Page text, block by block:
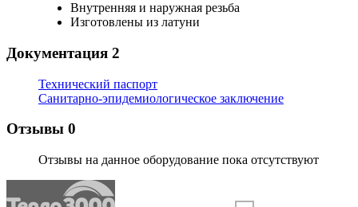
Внутренняя и наружная резьба
Изготовлены из латуни
Документация 2
Технический паспорт
Санитарно-эпидемиологическое заключение
Отзывы 0
Отзывы на данное оборудование пока отсутствуют